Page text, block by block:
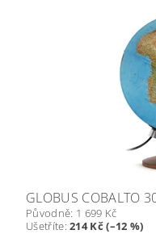
GLOBUS COBALTO
Původně: 1 699 Kč
Ušetříte:214 Kč (–12 %)